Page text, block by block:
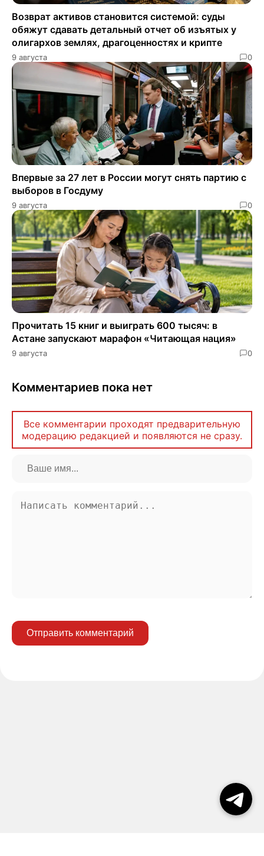
Возврат активов становится системой: суды
обяжут сдавать детальный отчет об изъятых у
олигархов землях, драгоценностях и крипте
9 августа 0
Впервые за 27 лет в России могут снять партию с
выборов в Госдуму
9 августа 0
Прочитать 15 книг и выиграть 600 тысяч: в
Астане запускают марафон «Читающая нация»
9 августа 0
Комментариев пока нет
Все комментарии проходят предварительную
модерацию редакцией и появляются не сразу.
Отправить комментарий